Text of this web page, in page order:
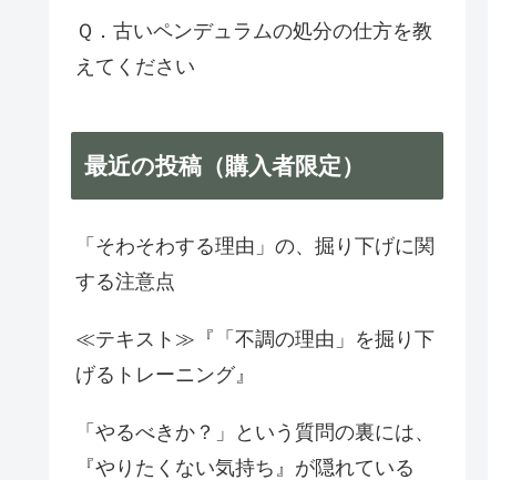
Ｑ．古いペンデュラムの処分の仕方を教
えてください
最近の投稿（購入者限定）
「そわそわする理由」の、掘り下げに関
する注意点
≪テキスト≫『「不調の理由」を掘り下
げるトレーニング』
「やるべきか？」という質問の裏には、
『やりたくない気持ち』が隠れている